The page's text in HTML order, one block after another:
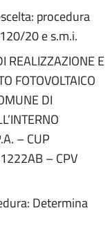
procedura
20 e s.m.i.
REALIZZAZIONE E
FOTOVOLTAICO
DI
– CUP
– CPV
Determina